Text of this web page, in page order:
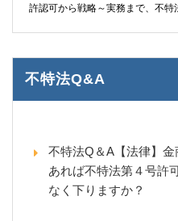
許認可から戦略～実務まで、不特
不特法Q&A
不特法Q＆A【法律】金
あれば不特法第４号許
なく下りますか？